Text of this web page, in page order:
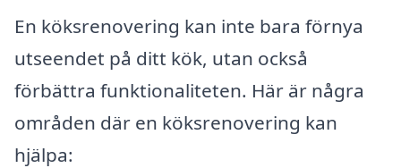
En köksrenovering kan inte bara förnya
utseendet på ditt kök, utan också
förbättra funktionaliteten. Här är några
områden där en köksrenovering kan
hjälpa: